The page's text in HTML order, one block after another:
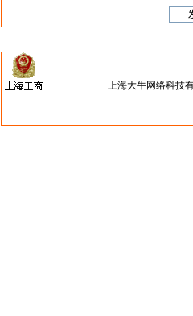
上海大牛网络科技